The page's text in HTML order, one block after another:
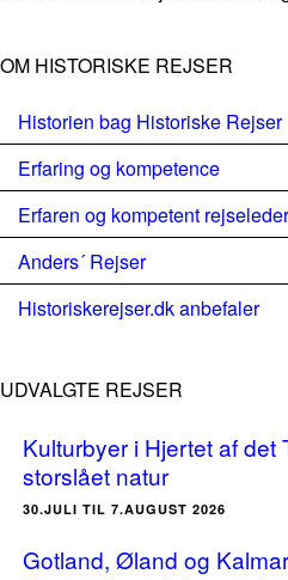
OM HISTORISKE REJSER
Historien bag Historiske Rejser
Erfaring og kompetence
Erfaren og kompetent rejseleder
Anders´ Rejser
Historiskerejser.dk anbefaler
UDVALGTE REJSER
Kulturbyer i Hjertet af det
storslået natur
30.JULI TIL 7.AUGUST 2026
Gotland, Øland og